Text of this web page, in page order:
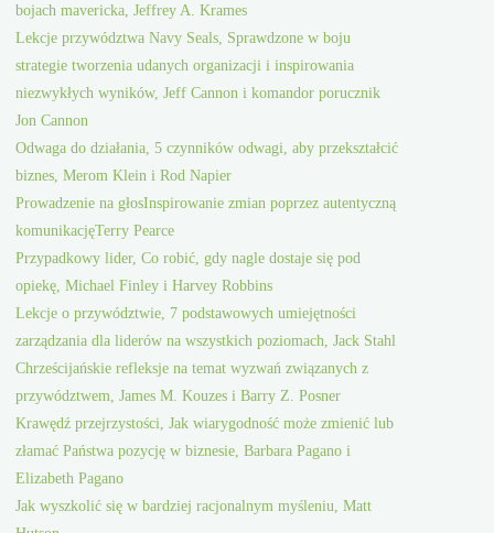
bojach mavericka, Jeffrey A. Krames
Lekcje przywództwa Navy Seals, Sprawdzone w boju
strategie tworzenia udanych organizacji i inspirowania
niezwykłych wyników, Jeff Cannon i komandor porucznik
Jon Cannon
Odwaga do działania, 5 czynników odwagi, aby przekształcić
biznes, Merom Klein i Rod Napier
Prowadzenie na głosInspirowanie zmian poprzez autentyczną
komunikacjęTerry Pearce
Przypadkowy lider, Co robić, gdy nagle dostaje się pod
opiekę, Michael Finley i Harvey Robbins
Lekcje o przywództwie, 7 podstawowych umiejętności
zarządzania dla liderów na wszystkich poziomach, Jack Stahl
Chrześcijańskie refleksje na temat wyzwań związanych z
przywództwem, James M. Kouzes i Barry Z. Posner
Krawędź przejrzystości, Jak wiarygodność może zmienić lub
złamać Państwa pozycję w biznesie, Barbara Pagano i
Elizabeth Pagano
Jak wyszkolić się w bardziej racjonalnym myśleniu, Matt